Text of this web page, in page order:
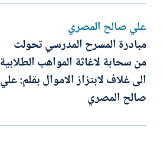
علي صالح المصري
مبادرة المسرح المدرسي تحولت
من سحابة لاغاثة المواهب الطلابية
الى غلاف لابتزاز الاموال بقلم: علي
صالح المصري